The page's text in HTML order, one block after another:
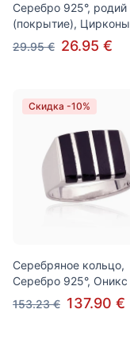
Серебро 925°, родий
(покрытие), Цирконы
29.95 € 26.95 €
Скидка -10%
Серебряное кольцо,
Серебро 925°, Оникс
153.23 € 137.90 €